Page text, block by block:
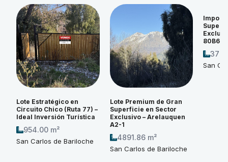
Lote Estratégico en
Circuito Chico (Ruta 77) –
Ideal Inversión Turística
954.00 m²
San Carlos de Bariloche
Lote Premium de Gran
Superficie en Sector
Exclusivo – Arelauquen
A2-1
4891.86 m²
San Carlos de Bariloche
80B6
San